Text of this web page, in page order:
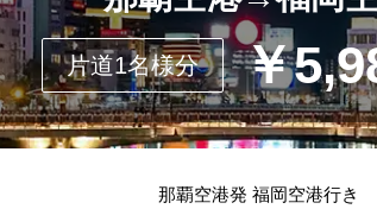
片道1名様分 ￥
那覇空港発 福岡空港行き